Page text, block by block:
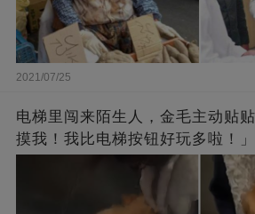
2021/07/25
电梯里闯来陌生人，金毛主动贴
摸我！我比电梯按钮好玩多啦！」